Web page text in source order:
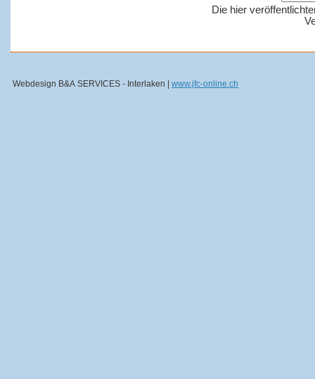
Die hier
Webdesign B&A SERVICES - Interlaken | www.jfc-online.ch